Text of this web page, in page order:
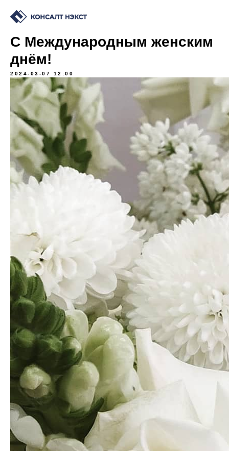
С Международным женским
днём!
2024-03-07 12:00